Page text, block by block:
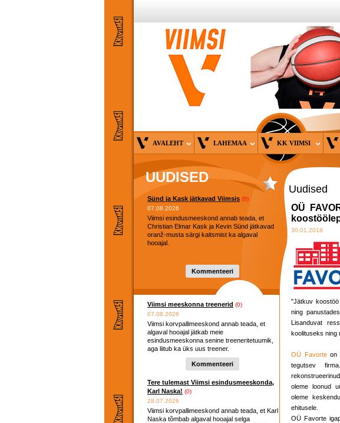
AVALEHT LAHEMAA KK VIIMSI
UUDISED
Sünd ja Kask jätkavad Viimsis (0)
07.08.2026
Viimsi esindusmeeskond annab teada, et
Christian Elmar Kask ja Kevin Sünd jätkavad
oranž-musta särgi kaitsmist ka algaval
hooajal.
Kommenteeri
Viimsi meeskonna treenerid (0)
07.08.2026
Viimsi korvpallimeeskond annab teada, et
algaval hooajal jätkab meie
esindusmeeskonna senine treeneritetuumik,
aga liitub ka üks uus treener.
Kommenteeri
Tere tulemast Viimsi esindusmeeskonda,
Karl Naska! (0)
28.07.2026
Viimsi korvpallimeeskond annab teada, et Karl
Naska tõmbab algaval hooajal selga
Uudised
OÜ
30.01.2018
"Jätkuv
ning
Lisanduvat
koolituseks ning
OÜ Favorteon
tegutsev
oleme loonud
oleme
ehitusele.
OÜ Favorte